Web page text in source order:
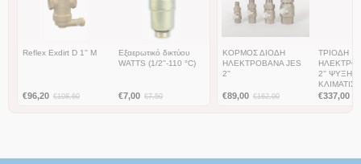
Reflex Exdirt D 1'' M
€96,20 €108,60
Εξαερωτικό δικτύου
WATTS (1/2''-110 °C)
€7,00 €7,50
ΚΟΡΜΟΣ ΔΙΟΔΗ
ΗΛΕΚΤΡΟΒΑΝΑ JES
2''
€89,00 €162,00
ΤΡΙΟΔΗ
2'' ΨΥΞΗΣ-
€337,00